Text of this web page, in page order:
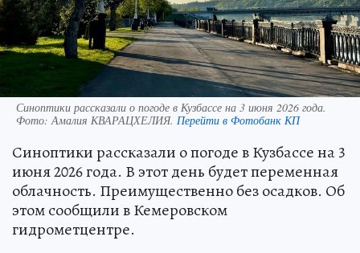
Синоптики рассказали о погоде в Кузбассе на 3 июня 2026 года.
Фото:Амалия КВАРАЦХЕЛИЯ. Перейти в Фотобанк КП
Синоптики рассказали о погоде в Кузбассе на 3
июня 2026 года. В этот день будет переменная
облачность. Преимущественно без осадков. Об
этом сообщили в Кемеровском
гидрометцентре.